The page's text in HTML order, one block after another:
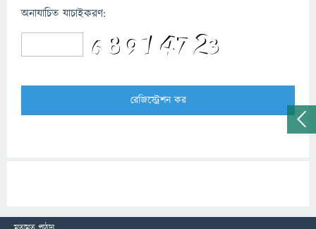
অনাযাচিত যাচাইকরণ: